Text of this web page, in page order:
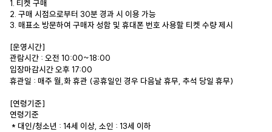
1. 티켓 구매
2. 구매 시점으로부터 30분 경과 시 이용 가능
3. 매표소 방문하여 구매자 성함 및 휴대폰 번호 사용할 티켓 수량 제시
[운영시간]
관람시간 : 오전 10:00~18:00
입장마감시간 오후 17:00
휴관일 : 매주 월,화 휴관 (공휴일인 경우 다음날 휴무, 추석 당일 휴무)
[연령기준]
연령기준
* 대인/청소년 : 14세 이상, 소인 : 13세 이하